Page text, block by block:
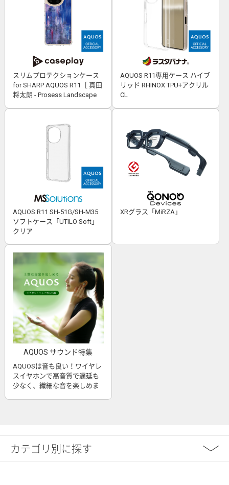
スリムプロテクションケース
for SHARP AQUOS R11［ 真田
将太朗 - Prosess Landscape
AQUOS R11専用ケース ハイブ
リッド RHINOX TPU+アクリル
CL
AQUOS R11 SH-51G/SH-M35
ソフトケース「UTILO Soft」
クリア
XRグラス「MiRZA」
AQUOS サウンド特集
AQUOSは音も良い！ワイヤレ
スイヤホンで高音質で遅延も
少なく、繊細な音を楽しめま
カテゴリ別に探す